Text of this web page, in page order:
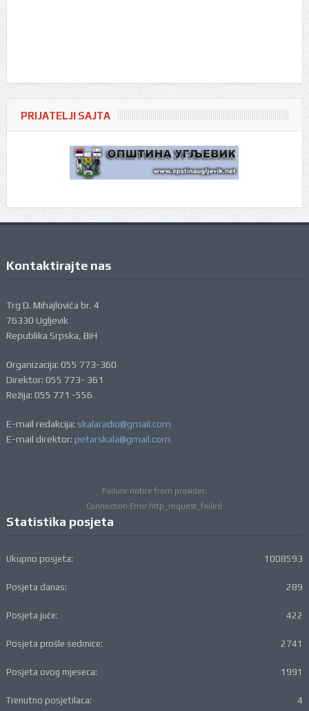
PRIJATELJI SAJTA
Kontaktirajte nas
Trg D. Mihajlovića br. 4
76330 Ugljevik
Republika Srpska, BiH
Organizacija: 055 773-360
Direktor: 055 773- 361
Režija: 055 771 -556
E-mail redakcija: skalaradio@gmail.com
E-mail direktor: petarskala@gmail.com
Failure notice from provider:
Connection Error:http_request_failed
Statistika posjeta
1008593
Ukupno posjeta:
289
Posjeta danas:
422
Posjeta juče:
2741
Posjeta prošle sedmice:
1991
Posjeta ovog mjeseca:
4
Trenutno posjetilaca: